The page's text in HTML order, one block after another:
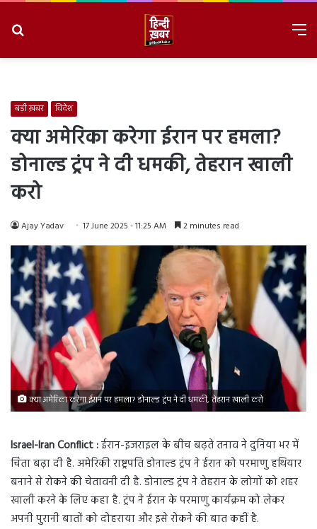
बड़ी ख़बर विदेश
क्या अमेरिका करेगा ईरान पर हमला?
डोनाल्ड ट्रंप ने दी धमकी, तेहरान खाली
करो
Ajay Yadav 17 June 2025 - 11:25 AM 2 minutes read
क्या अमेरिका करेगा ईरान पर हमला? डोनाल्ड ट्रंप ने दी धमकी, तेहरान खाली करो
Israel-Iran Conflict :ईरान-इजराइल के बीच बढ़ते तनाव ने दुनिया भर में
चिंता बढ़ा दी है. अमेरिकी राष्ट्रपति डोनाल्ड ट्रंप ने ईरान को परमाणु हथियार
बनाने से रोकने की चेतावनी दी है. डोनाल्ड ट्रंप ने तेहरान के लोगों को शहर
खाली करने के लिए कहा है. ट्रंप ने ईरान के परमाणु कार्यक्रम को लेकर
अपनी पुरानी बातों को दोहराया और इसे रोकने की बात कहीं है.